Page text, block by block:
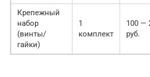
Крепежный
набор
(винты/
гайки)
1
комплект
100 —
руб.